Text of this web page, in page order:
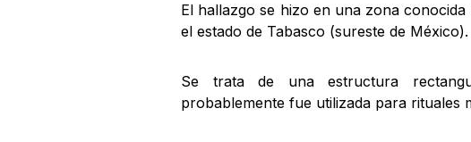
El hallazgo se hizo en una zona conocida
el estado de Tabasco (sureste de México).
Se trata de una estructura
probablemente fue utilizada para rituales